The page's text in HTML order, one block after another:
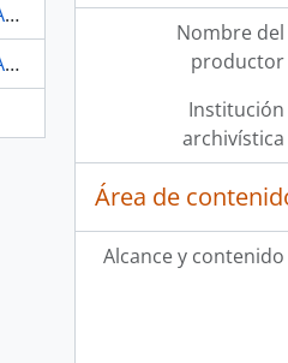
Nombre del
productor
Institución
archivística
Área de
Alcance y contenido